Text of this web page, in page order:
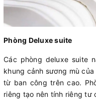
Phòng Deluxe suite
Các phòng deluxe suite
khung cảnh sương mù
từ ban công trên cao.
riêng tạo nên tính riêng tư